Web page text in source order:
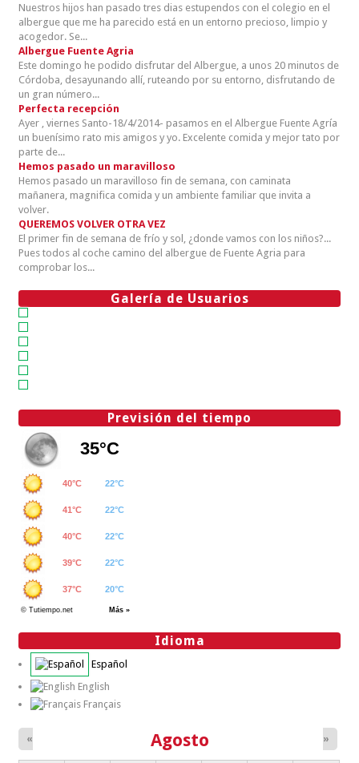
Nuestros hijos han pasado tres dias estupendos con el colegio en el
albergue que me ha parecido está en un entorno precioso, limpio y
acogedor. Se...
Albergue Fuente Agria
Este domingo he podido disfrutar del Albergue, a unos 20 minutos de
Córdoba, desayunando allí, ruteando por su entorno, disfrutando de
un gran número...
Perfecta recepción
Ayer , viernes Santo-18/4/2014- pasamos en el Albergue Fuente Agría
un buenísimo rato mis amigos y yo. Excelente comida y mejor tato por
parte de...
Hemos pasado un maravilloso
Hemos pasado un maravilloso fin de semana, con caminata
mañanera, magnifica comida y un ambiente familiar que invita a
volver.
QUEREMOS VOLVER OTRA VEZ
El primer fin de semana de frío y sol, ¿donde vamos con los niños?...
Pues todos al coche camino del albergue de Fuente Agria para
comprobar los...
Galería de Usuarios
Previsión del tiempo
Idioma
Español
English
Français
Agosto
« »